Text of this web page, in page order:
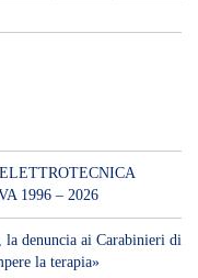
1996 – 2026
la denuncia ai Carabinieri di
la terapia»